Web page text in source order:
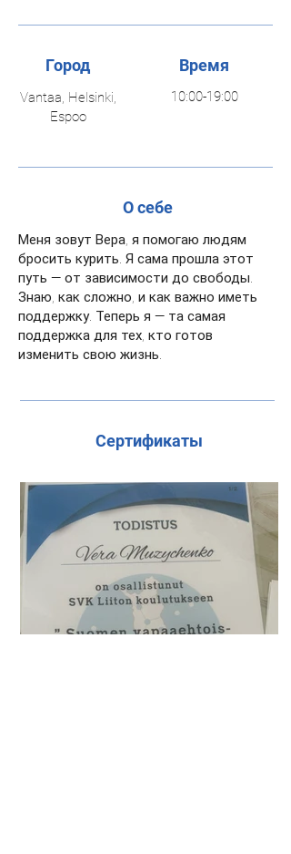
Город
Vantaa, Helsinki,
Espoo
Время
10:00-19:00
О себе
Меня зовут Вера, я помогаю людям
бросить курить. Я сама прошла этот
путь — от зависимости до свободы.
Знаю, как сложно, и как важно иметь
поддержку. Теперь я — та самая
поддержка для тех, кто готов
изменить свою жизнь.
Сертификаты